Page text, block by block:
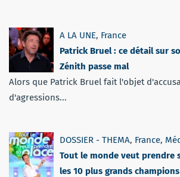
A LA UNE, France
Patrick Bruel : ce détail sur
Zénith passe mal
Alors que Patrick Bruel fait l'objet
d'agressions...
DOSSIER - THEMA, France,
Tout le monde veut prendre
les 10 plus grands